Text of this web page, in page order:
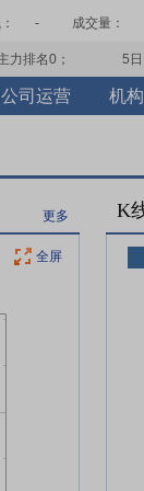
- 成交量：
力排名0 ； 5
公司运营 机
更多
全屏
K